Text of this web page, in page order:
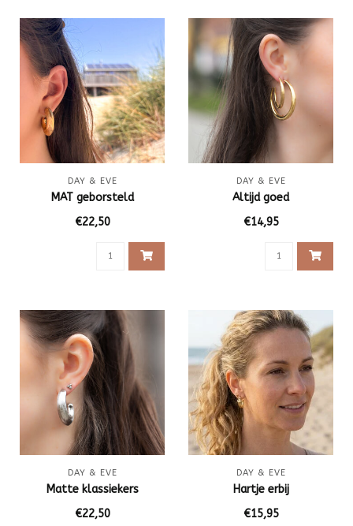
DAY & EVE
MAT geborsteld
€22,50
DAY & EVE
Altijd goed
€14,95
DAY & EVE
Matte klassiekers
€22,50
DAY & EVE
Hartje erbij
€15,95